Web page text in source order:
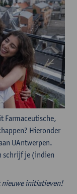
Farmaceutische,
Hieronder
UAntwerpen.
schrijf je (indien
nieuwe initiatieven!